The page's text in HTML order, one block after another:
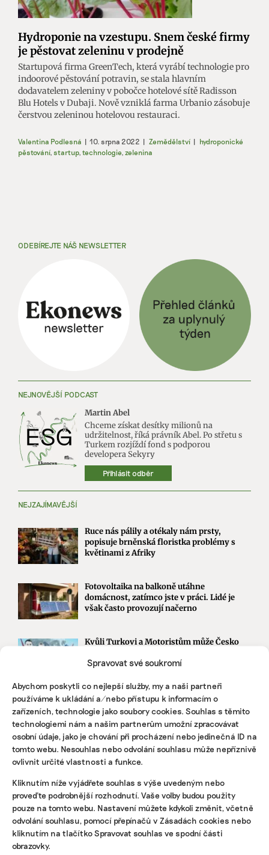
Spravovat své soukromí
Abychom poskytli co nejlepší služby, my a naši partneři
používáme k ukládání a/nebo přístupu k informacím o
zařízeních, technologie jako soubory cookies. Souhlas s těmito
technologiemi nám a našim partnerům umožní zpracovávat
osobní údaje, jako je chování při procházení nebo jedinečná ID na
tomto webu. Nesouhlas nebo odvolání souhlasu může nepříznivě
ovlivnit určité vlastnosti a funkce.
Kliknutím níže vyjádřete souhlas s výše uvedeným nebo
proveďte podrobnější rozhodnutí. Vaše volby budou použity
pouze na tomto webu. Nastavení můžete kdykoli změnit, včetně
odvolání souhlasu, pomocí přepínačů v Zásadách cookies nebo
kliknutím na tlačítko Spravovat souhlas ve spodní části
obrazovky.
Hydroponie na vzestupu. Snem české firmy
je pěstovat zeleninu v prodejně
Startupová firma GreenTech, která vyrábí technologie pro
indoorové pěstování potravin, se stala hlavním
dodavatelem zeleniny v pobočce hotelové sítě Radisson
Blu Hotels v Dubaji. Nově vzniklá farma Urbanio zásobuje
čerstvou zeleninou hotelovou restauraci.
Valentina Podlesná | 10. srpna 2022 | Zemědělství | hydroponické
pěstování, startup, technologie, zelenina
ODEBÍREJTE NÁŠ NEWSLETTER
NEJNOVĚJŠÍ PODCAST
Martin Abel
Chceme získat desítky milionů na
udržitelnost, říká právník Abel. Po střetu s
Turkem rozjíždí fond s podporou
developera Sekyry
Přihlásit odběr
NEJZAJÍMAVĚJŠÍ
Ruce nás pálily a otékaly nám prsty,
popisuje brněnská floristka problémy s
květinami z Afriky
Fotovoltaika na balkoně utáhne
domácnost, zatímco jste v práci. Lidé je
však často provozují načerno
Kvůli Turkovi a Motoristům může Česko
akcelerační zóny i povolenky
STÁHNĚTE SI NAŠE E-BOOKY